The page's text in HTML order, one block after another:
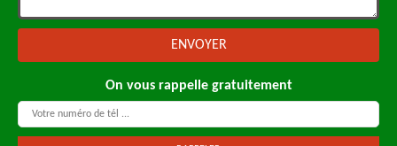
On vous rappelle gratuitement